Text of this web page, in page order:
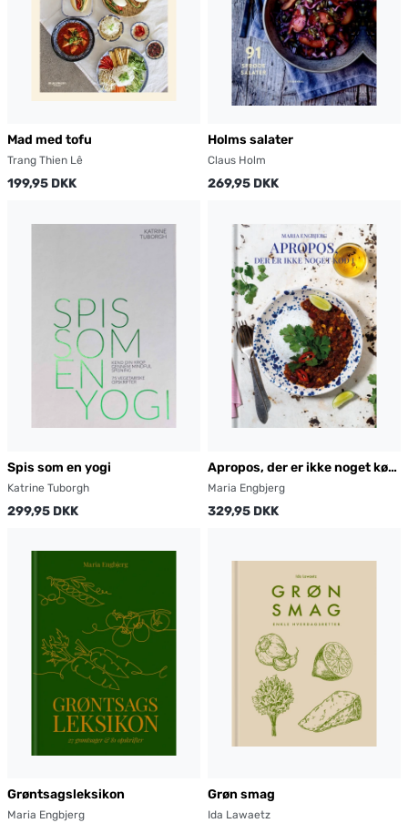
Mad med tofu
Trang Thien Lê
199,95 DKK
Holms salater
Claus Holm
269,95 DKK
Spis som en yogi
Katrine Tuborgh
299,95 DKK
Apropos, der er ikke noget kød
iMaria Engbjerg
329,95 DKK
Grøntsagsleksikon
Maria Engbjerg
Grøn smag
Ida Lawaetz